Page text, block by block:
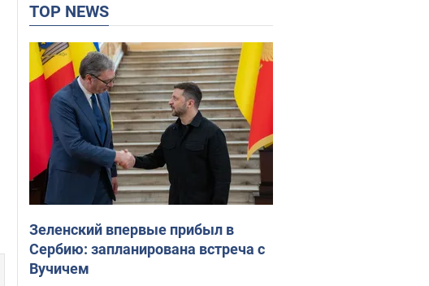
TOP NEWS
Зеленский впервые прибыл в
Сербию: запланирована встреча с
Вучичем